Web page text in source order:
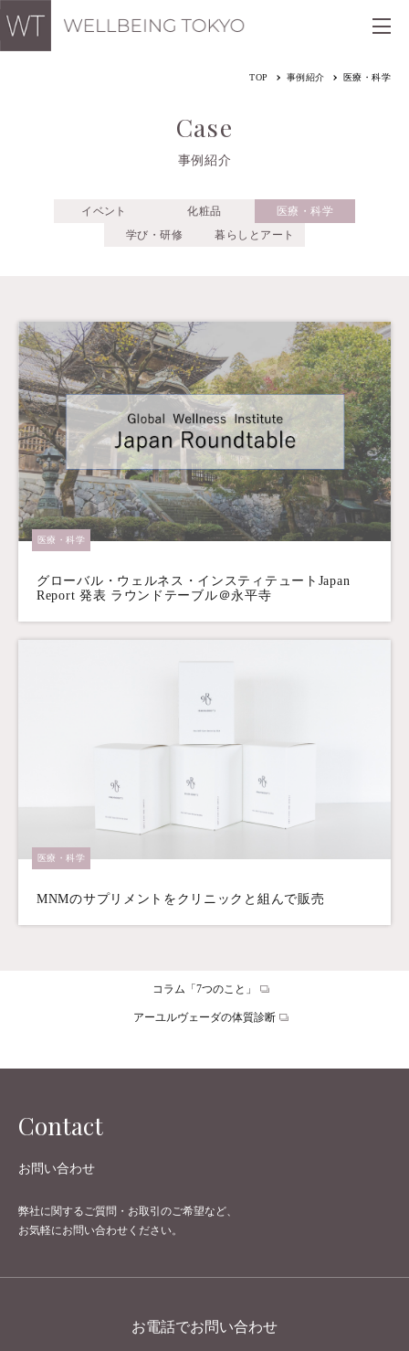
TOP 事例紹介 医療・科学
Case
事例紹介
イベント 化粧品
医療・科学
学び・研修
暮らしとアート
医療・科学
グローバル・ウェルネス・インスティテュートJapan
Report 発表 ラウンドテーブル＠永平寺
医療・科学
MNMのサプリメントをクリニックと組んで販売
コラム「7つのこと」
アーユルヴェーダの体質診断
Contact
お問い合わせ
弊社に関するご質問・お取引のご希望など、
お気軽にお問い合わせください。
お電話でお問い合わせ